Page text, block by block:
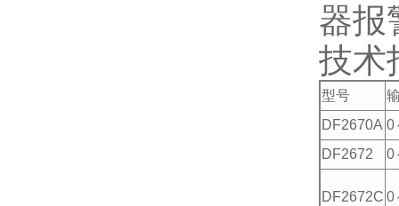
器报
技术
型号
DF2670A 0
DF2672
0
DF2672C 0